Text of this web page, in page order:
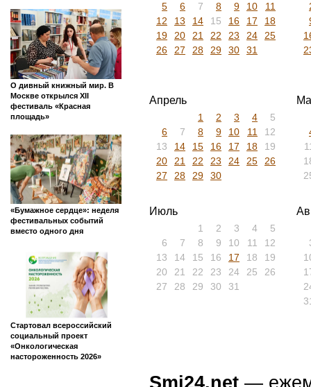
О дивный книжный мир. В
Москве открылся XII
фестиваль «Красная
площадь»
«Бумажное сердце»: неделя
фестивальных событий
вместо одного дня
Стартовал всероссийский
социальный проект
«Онкологическая
настороженность 2026»
5
6 7 8 9 10
11
12
13 14 15 16 17
18
19
20 21 22 23 24
25
26
27 28 29 30 31
Апрель
1 2 3 4
5
6
7 8 9 10 11
12
13
14 15 16 17 18
19
20
21 22 23 24 25
26
27
28 29 30
Июль
1 2 3 4
5
6
7 8 9 10 11
12
13
14 15 16 17 18
19
20
21 22 23 24 25
26
27
28 29 30 31
Smi24.net —